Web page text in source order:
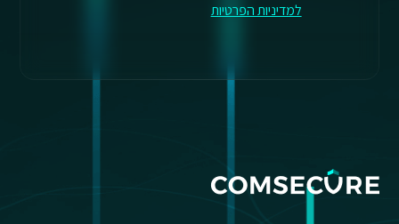
למדיניות הפרטיות